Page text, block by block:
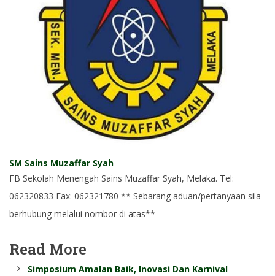
SM Sains Muzaffar Syah
FB Sekolah Menengah Sains Muzaffar Syah, Melaka. Tel:
062320833 Fax: 062321780 ** Sebarang aduan/pertanyaan sila
berhubung melalui nombor di atas**
Read More
Simposium Amalan Baik, Inovasi Dan Karnival